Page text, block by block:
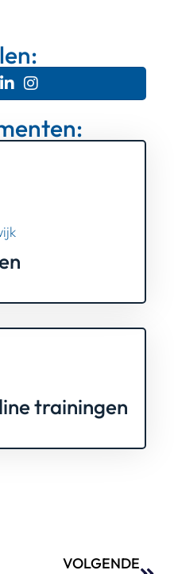
trainingen
VOLGENDE